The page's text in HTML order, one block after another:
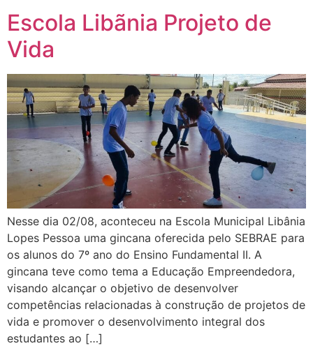
Escola Libãnia Projeto de
Vida
Nesse dia 02/08, aconteceu na Escola Municipal Libânia
Lopes Pessoa uma gincana oferecida pelo SEBRAE para
os alunos do 7º ano do Ensino Fundamental II. A
gincana teve como tema a Educação Empreendedora,
visando alcançar o objetivo de desenvolver
competências relacionadas à construção de projetos de
vida e promover o desenvolvimento integral dos
estudantes ao […]